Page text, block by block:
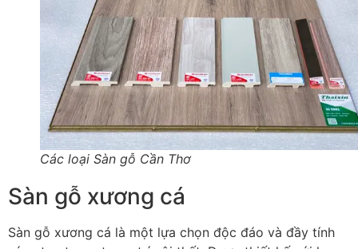
Các loại Sàn gỗ Cần Thơ
Sàn gỗ xương cá
Sàn gỗ xương cá là một lựa chọn độc đáo và đầy tính